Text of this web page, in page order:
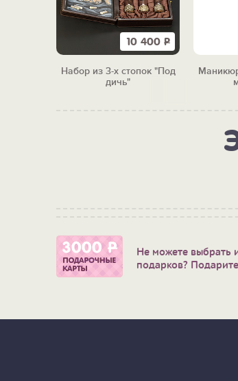
10 400 Р
Набор из 3-х стопок "Под
дичь"
Не можете выбрать
подарков?